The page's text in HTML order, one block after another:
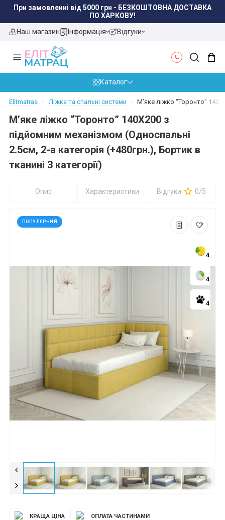
ПО ЛЬВОВУ!
Наш магазин Інформація Відгуки
Каталог
Elitmatras Ліжка та спальні системи М’яке ліжко “Торонто”
М’яке ліжко “Торонто” 140X200 з
підйомним механізмом (Односпальні
2.5см, 2-а категорія (+480грн.), Бортик в
тканині 3 категорії)
Опис Характеристики Відгуки 0/5
4
4
4
ПОПУЛЯРНИЙ
КРАЩА ЦІНА ОПЛАТА ЧАСТИНАМИ